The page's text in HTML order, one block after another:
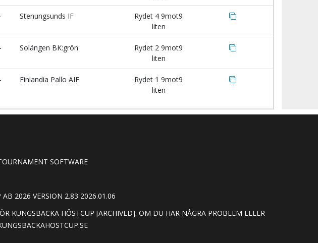
- Stenungsunds IF
Rydet 4 9mot9
liten
- Solängen BK:grön
Rydet 2 9mot9
liten
- Finlandia Pallo AIF
Rydet 1 9mot9
liten
SOFTWARE
2026 VERSION 2.83 2026.01.06
KUNGSBACKA HÖSTCUP [ARCHIVED]. OM DU HAR NÅGRA PROBLEM ELLER